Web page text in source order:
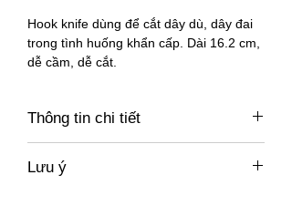
Hook knife dùng để cắt dây dù, dây đai
trong tình huống khẩn cấp. Dài 16.2 cm,
dễ cầm, dễ cắt.
Thông tin chi tiết
knife-en/
Lưu ý